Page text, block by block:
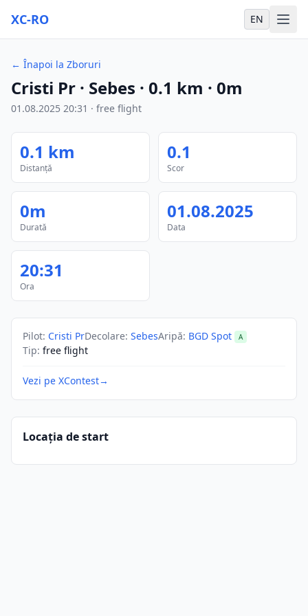
XC-RO EN
← Înapoi la Zboruri
Cristi Pr · Sebes · 0.1 km · 0m
01.08.2025 20:31 · free flight
0.1 km
Distanță
0.1
Scor
0m
Durată
01.08.2025
Data
20:31
Ora
Pilot: Cristi PrDecolare: SebesAripă: BGD Spot A
Tip: free flight
Vezi pe XContest→
Locația de start